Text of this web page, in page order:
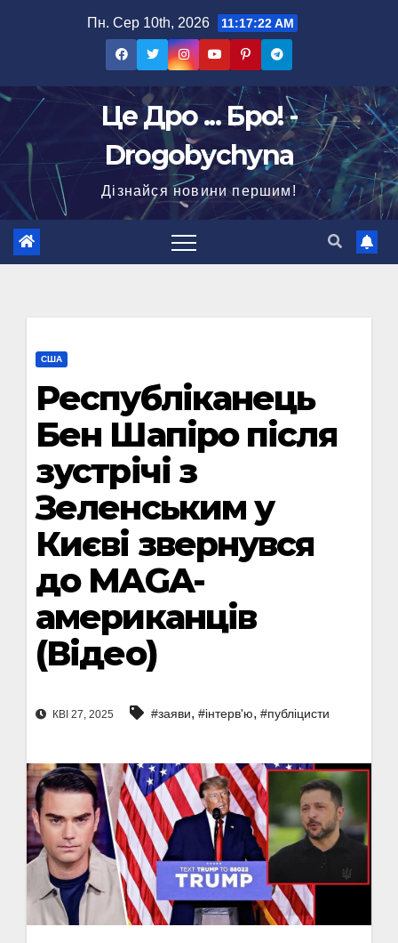
Пн. Сер 10th, 2026 11:17:23 AM
Це Дро ... Бро! -
Drogobychyna
Дізнайся новини першим!
США
Республіканець
Бен Шапіро після
зустрічі з
Зеленським у
Києві звернувся
до MAGA-
американців
(Відео)
КВІ 27, 2025 #заяви, #інтерв'ю, #публіцисти